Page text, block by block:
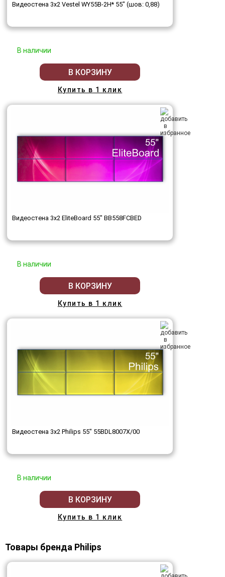
Видеостена 3x2 Vestel WY55B-2H* 55" (шов: 0,88)
В наличии
В КОРЗИНУ
Купить в 1 клик
Видеостена 3x2 EliteBoard 55" BB558FCBED
В наличии
В КОРЗИНУ
Купить в 1 клик
Видеостена 3x2 Philips 55" 55BDL8007X/00
В наличии
В КОРЗИНУ
Купить в 1 клик
Товары бренда Philips